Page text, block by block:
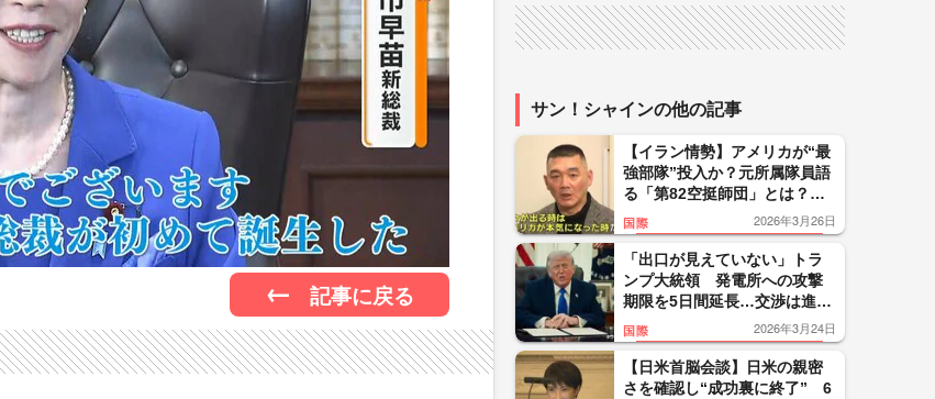
記事に戻る
サン！シャインの他の記事
【イラン情勢】アメリカが“最
強部隊”投入か？元所属隊員語
る「第82空挺師団」とは？
「我々が出る時はアメリカが
本気になった時」
国際 2026年3月26日
「出口が見えていない」トラ
ンプ大統領 発電所への攻撃
期限を5日間延長…交渉は進ん
でいると主張もイランは否
定
国際 2026年3月24日
【日米首脳会談】日米の親密
さを確認し“成功裏に終了” 6